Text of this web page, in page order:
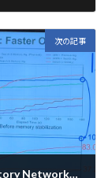
次の記事
"Memory‑Enabled Quantum Gene Regulatory Networks for Adaptive Network Slice Embedding," The 35th International Conference on Computer Communications and Networks (ICCCN 2026), Honolulu, Hawaii, USA